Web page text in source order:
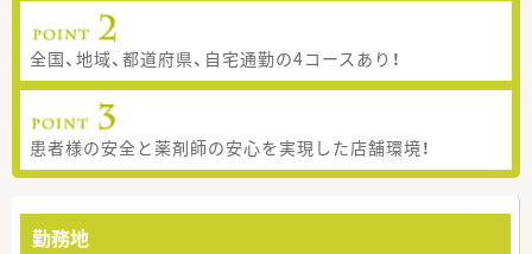
全国、地域、都道府県、自宅通勤の4コースあり！
患者様の安全と薬剤師の安心を実現した店舗環境！
勤務地